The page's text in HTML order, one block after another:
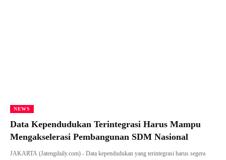
NEWS
Data Kependudukan Terintegrasi Harus Mampu
Mengakselerasi Pembangunan SDM Nasional
JAKARTA (Jatengdaily.com) - Data kependudukan yang terintegrasi harus segera